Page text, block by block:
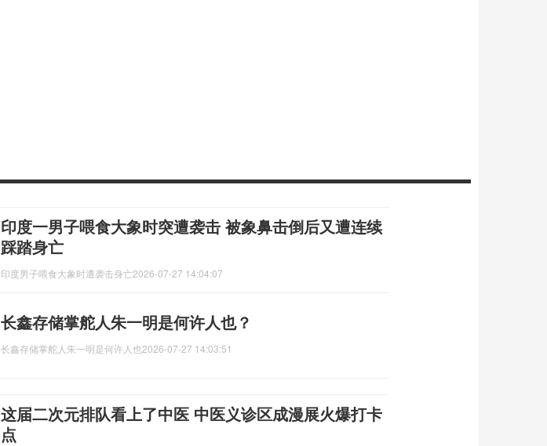
印度一男子喂食大象时突遭袭击 被象鼻击倒后又遭连续
踩踏身亡
印度男子喂食大象时遭袭击身亡2026-07-27 14:04:07
长鑫存储掌舵人朱一明是何许人也？
长鑫存储掌舵人朱一明是何许人也2026-07-27 14:03:51
这届二次元排队看上了中医 中医义诊区成漫展火爆打卡
点